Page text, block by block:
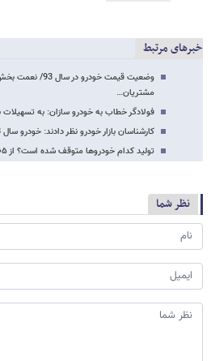
خبرهای مرتبط
وضعیت قیمت
مشتریان…
فولادگر خطاب به خودرو سازان: به تسهیلات
کارشناسان بازار خودرو نظر دادند: خودرو سال 93 گران می شود؟
تولید کدام خودروها متوقف شده است؟ از ۴۰۵ دوگانه‌سوز تا هیوندای آوانته
نظر شما